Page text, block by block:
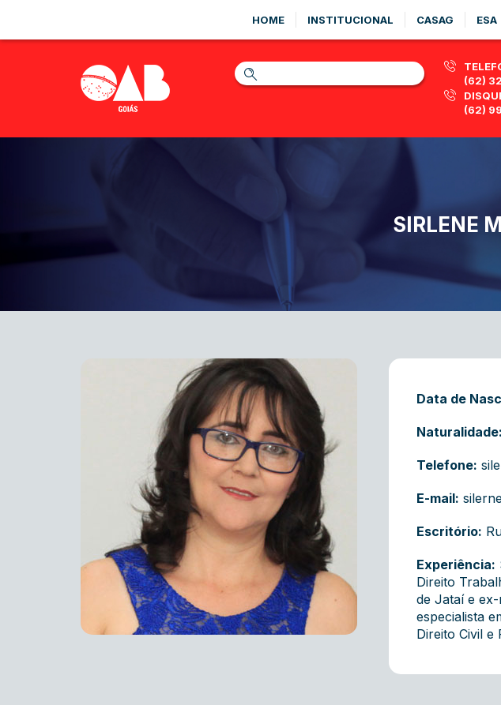
HOME INSTITUCIONAL CASAG ESA
(62)
(62)
SIRLENE
Data de
Naturalidade:
Telefone:
E-mail:
Escritório:
Experiência:
Direito
de Jataí e ex-
especialista
Direito Civil e